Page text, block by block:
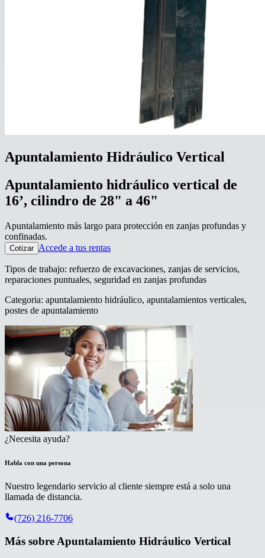
Apuntalamiento Hidráulico Vertical
Apuntalamiento hidráulico vertical de
16’, cilindro de 28" a 46"
Apuntalamiento más largo para protección en zanjas profundas y
confinadas.
Cotizar Accede a tus rentas
Tipos de trabajo: refuerzo de excavaciones, zanjas de servicios,
reparaciones puntuales, seguridad en zanjas profundas
Categoria: apuntalamiento hidráulico, apuntalamientos verticales,
postes de apuntalamiento
¿Necesita ayuda?
Habla con una persona
Nuestro legendario servicio al cliente siempre está a solo una
llamada de distancia.
(726) 216-7706
Más sobre Apuntalamiento Hidráulico Vertical